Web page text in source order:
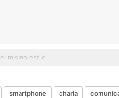
smartphone charla